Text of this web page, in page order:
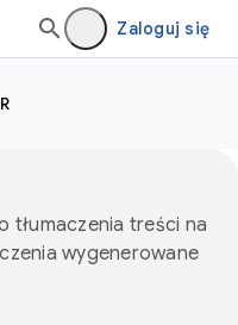
Zaloguj się
tłumaczenia treści na
wygenerowane